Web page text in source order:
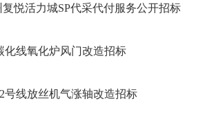
复悦活力城SP代采代付服务公开招标
化线氧化炉风门改造招标
号线放丝机气涨轴改造招标